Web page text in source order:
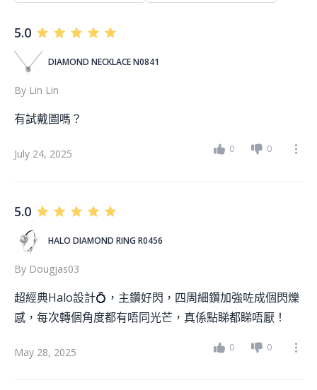
5.0
DIAMOND NECKLACE N0841
By Lin Lin
有試戴圖嗎？
July 24, 2025 0 0
5.0
HALO DIAMOND RING R0456
By Dougjas03
超經典Halo設計💍，主鑽好閃，四周細鑽加強咗成個閃爍
感，每次轉個角度都有唔同光芒，真係點睇都睇唔厭！
May 28, 2025 0 0